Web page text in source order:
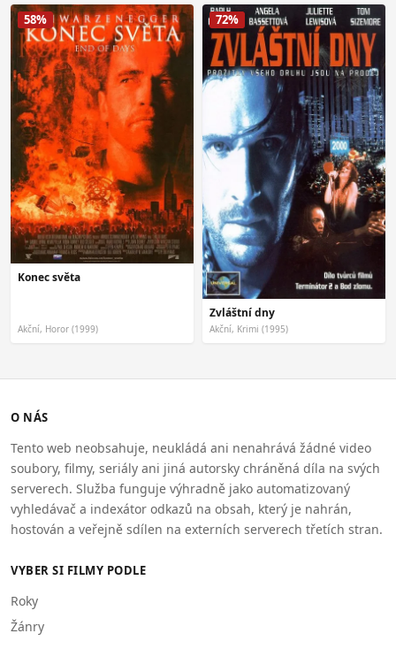
58%
Konec světa
Akční, Horor (1999)
72%
Zvláštní dny
Akční, Krimi (1995)
O NÁS
Tento web neobsahuje, neukládá ani nenahrává žádné video
soubory, filmy, seriály ani jiná autorsky chráněná díla na svých
serverech. Služba funguje výhradně jako automatizovaný
vyhledávač a indexátor odkazů na obsah, který je nahrán,
hostován a veřejně sdílen na externích serverech třetích stran.
VYBER SI FILMY PODLE
Roky
Žánry